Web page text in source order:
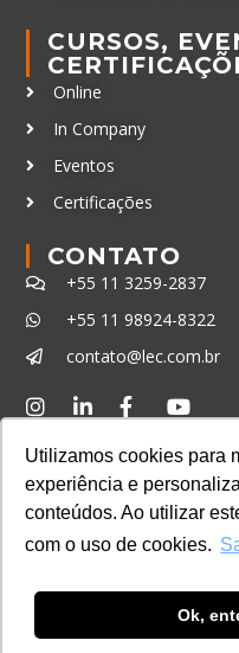
Utilizamos cookies para
experiência e
conteúdos. Ao utilizar
com o uso de cookies.
Ok,
CURSOS,
Online
In Company
Eventos
Certificações
CONTATO
+55 11 3259-2837
+55 11 98924-8322
contato@lec.com.br
Consulte aqui o
Sistema e-MEC